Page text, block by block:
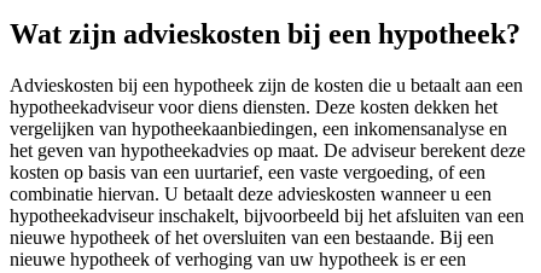
Wat zijn advieskosten bij een hypotheek?
Advieskosten bij een hypotheek zijn de kosten die u betaalt aan een
hypotheekadviseur voor diens diensten. Deze kosten dekken het
vergelijken van hypotheekaanbiedingen, een inkomensanalyse en
het geven van hypotheekadvies op maat. De adviseur berekent deze
kosten op basis van een uurtarief, een vaste vergoeding, of een
combinatie hiervan. U betaalt deze advieskosten wanneer u een
hypotheekadviseur inschakelt, bijvoorbeeld bij het afsluiten van een
nieuwe hypotheek of het oversluiten van een bestaande. Bij een
nieuwe hypotheek of verhoging van uw hypotheek is er een